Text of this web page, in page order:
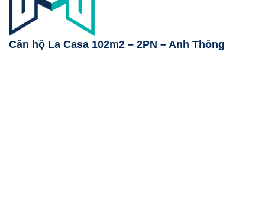
Căn hộ La Casa 102m2 – 2PN – Anh Thông